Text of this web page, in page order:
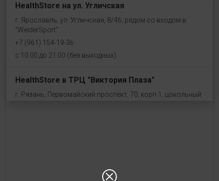
HealthStore на ул. Угличская
г. Ярославль, ул. Угличская, 8/46, рядом со входом в
"WeiderSport"
+7 (961) 154-19-36
с 10:00 до 21:00 (без выходных)
HealthStore в ТРЦ "Виктория Плаза"
г. Рязань, Первомайский проспект, 70, корп.1, цокольный
г. Ковров, ул. Лопатина 7а, второй этаж, слева от